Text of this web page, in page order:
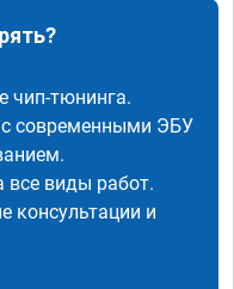
чип-тюнинга.
с современными ЭБУ
все виды работ.
консультации и